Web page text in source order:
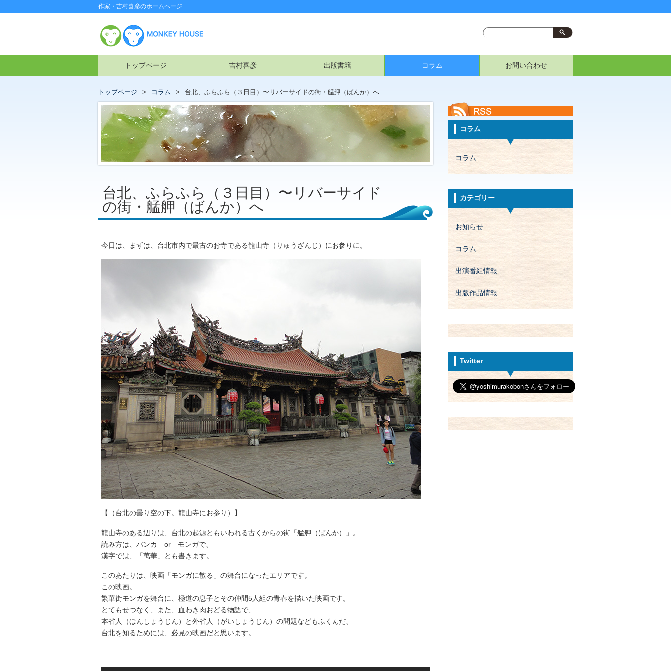
作家・吉村喜彦のホームページ
トップページ 吉村喜彦 出版書籍 コラム お問い合わせ
トップページ コラム 台北、ふらふら（３日目）〜リバーサイドの街・艋舺（ばんか）へ
台北、ふらふら（３日目）〜リバーサイド
の街・艋舺（ばんか）へ
今日は、まずは、台北市内で最古のお寺である龍山寺（りゅうざんじ）にお参りに。
【（台北の曇り空の下。龍山寺にお参り）】
龍山寺のある辺りは、台北の起源ともいわれる古くからの街「艋舺（ばんか）」。
読み方は、バンカ or モンガで、
漢字では、「萬華」とも書きます。
このあたりは、映画「モンガに散る」の舞台になったエリアです。
この映画。
繁華街モンガを舞台に、極道の息子とその仲間5人組の青春を描いた映画です。
とてもせつなく、また、血わき肉おどる物語で、
本省人（ほんしょうじん）と外省人（がいしょうじん）の問題などもふくんだ、
台北を知るためには、必見の映画だと思います。
コラム
コラム
カテゴリー
お知らせ
コラム
出演番組情報
出版作品情報
Twitter